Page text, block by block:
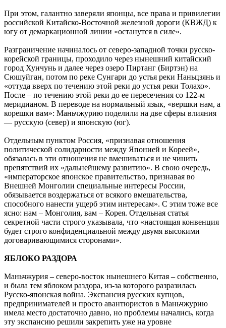
При этом, галантно заверяли японцы, все права и привилегии
российской Китайско-Восточной железной дороги (КВЖД) к
югу от демаркационной линии «останутся в силе».
Разграничение начиналось от северо-западной точки русско-
корейской границы, проходило через нынешний китайский
город Хунчунь и далее через озеро Пиртанг (Биртэн) на
Сюшуйган, потом по реке Сунгари до устья реки Наньцзянь и
«оттуда вверх по течению этой реки до устья реки Толахо».
После – по течению этой реки до ее пересечения со 122-м
меридианом. В переводе на нормальный язык, «вершки нам, а
корешки вам»: Маньчжурию поделили на две сферы влияния
— русскую (север) и японскую (юг).
Отдельным пунктом Россия, «признавая отношения
политической солидарности между Японией и Кореей»,
обязалась в эти отношения не вмешиваться и не чинить
препятствий их «дальнейшему развитию». В свою очередь,
«императорское японское правительство, признавая во
Внешней Монголии специальные интересы России,
обязывается воздержаться от всякого вмешательства,
способного нанести ущерб этим интересам». С этим тоже все
ясно: нам – Монголия, вам – Корея. Отдельная статья
секретной части строго указывала, что «настоящая конвенция
будет строго конфиденциальной между двумя высокими
договаривающимися сторонами».
ЯБЛОКО РАЗДОРА
Маньчжурия – северо-восток нынешнего Китая – собственно,
и была тем яблоком раздора, из-за которого разразилась
Русско-японская война. Экспансия русских купцов,
предпринимателей и просто авантюристов в Маньчжурию
имела место достаточно давно, но проблемы начались, когда
эту экспансию решили закрепить уже на уровне